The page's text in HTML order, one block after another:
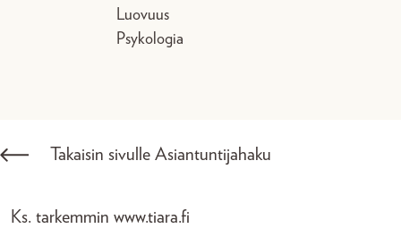
Luovuus
Psykologia
Takaisin sivulle Asiantuntijahaku
Ks. tarkemmin www.tiara.fi